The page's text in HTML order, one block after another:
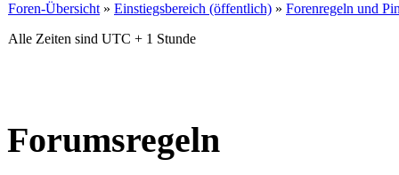
Foren-Übersicht » Einstiegsbereich (öffentlich) » Forenregeln und
Alle Zeiten sind UTC + 1 Stunde
Forumsregeln